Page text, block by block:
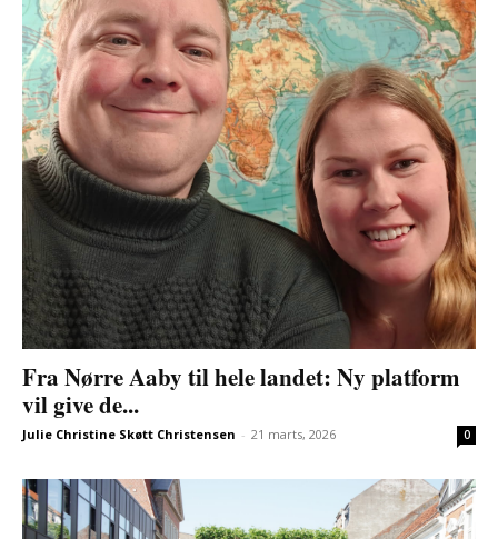
Fra Nørre Aaby til hele landet: Ny platform
vil give de...
Julie Christine Skøtt Christensen - 21 marts, 2026 0